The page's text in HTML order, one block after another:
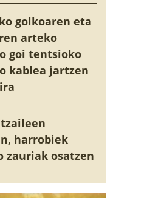
golkoaren eta
arteko
goi tentsioko
kablea jartzen
harrobiek
zauriak osatzen